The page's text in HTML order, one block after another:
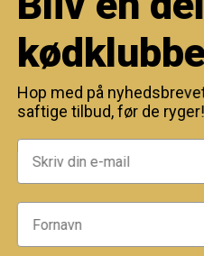
Hop med på nyhedsbrevet,
saftige tilbud, før de ryger!